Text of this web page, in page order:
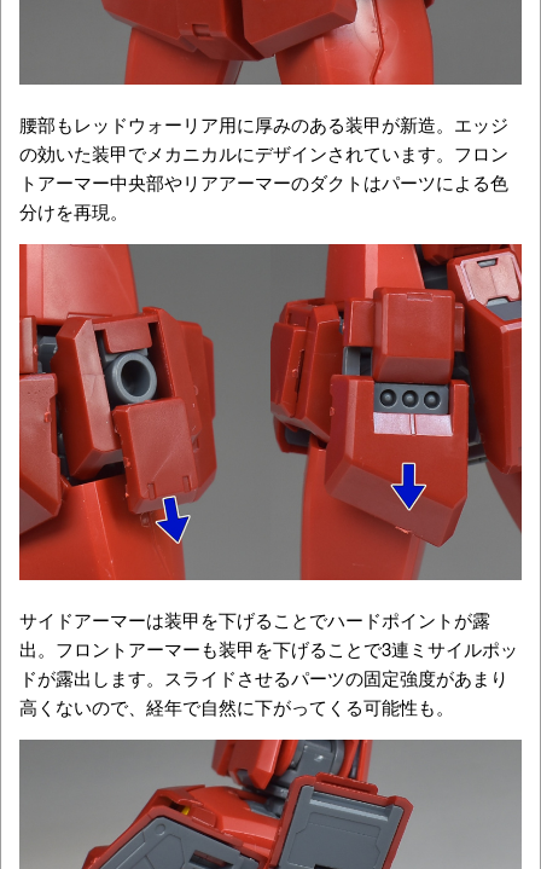
腰部もレッドウォーリア用に厚みのある装甲が新造。エッジ
の効いた装甲でメカニカルにデザインされています。フロン
トアーマー中央部やリアアーマーのダクトはパーツによる色
分けを再現。
サイドアーマーは装甲を下げることでハードポイントが露
出。フロントアーマーも装甲を下げることで3連ミサイルポッ
ドが露出します。スライドさせるパーツの固定強度があまり
高くないので、経年で自然に下がってくる可能性も。